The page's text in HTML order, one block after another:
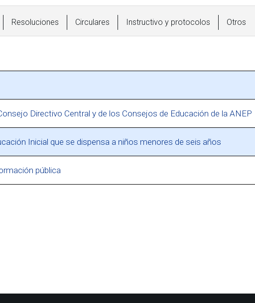
Resoluciones Circulares Instructivo y protocolos Otros
Directivo Central y de los Consejos de Educación de la ANEP
Inicial que se dispensa a niños menores de seis años
pública